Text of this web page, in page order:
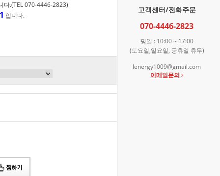
고객센터/전화주문
070-4446-2823
평일 : 10:00 ~ 17:00
(토요일,일요일, 공휴일 휴무)
lenergy1009@gmail.com
이메일문의
다.(TEL 070-4446-2823)
입니다.